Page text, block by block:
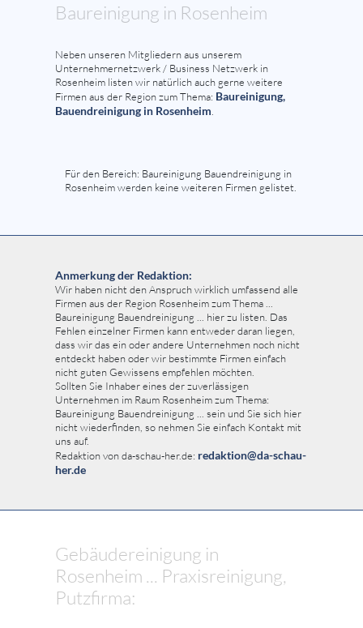
Baureinigung in Rosenheim
Neben unseren Mitgliedern aus unserem
Unternehmernetzwerk / Business Netzwerk in
Rosenheim listen wir natürlich auch gerne weitere
Firmen aus der Region zum Thema: Baureinigung,
Bauendreinigung in Rosenheim.
Für den Bereich: Baureinigung Bauendreinigung in
Rosenheim werden keine weiteren Firmen gelistet.
Anmerkung der Redaktion:
Wir haben nicht den Anspruch wirklich umfassend alle
Firmen aus der Region Rosenheim zum Thema ...
Baureinigung Bauendreinigung ... hier zu listen. Das
Fehlen einzelner Firmen kann entweder daran liegen,
dass wir das ein oder andere Unternehmen noch nicht
entdeckt haben oder wir bestimmte Firmen einfach
nicht guten Gewissens empfehlen möchten.
Sollten Sie Inhaber eines der zuverlässigen
Unternehmen im Raum Rosenheim zum Thema:
Baureinigung Bauendreinigung ... sein und Sie sich hier
nicht wiederfinden, so nehmen Sie einfach Kontakt mit
uns auf.
Redaktion von da-schau-her.de: redaktion@da-schau-
her.de
Gebäudereinigung in
Rosenheim ... Praxisreinigung,
Putzfirma: